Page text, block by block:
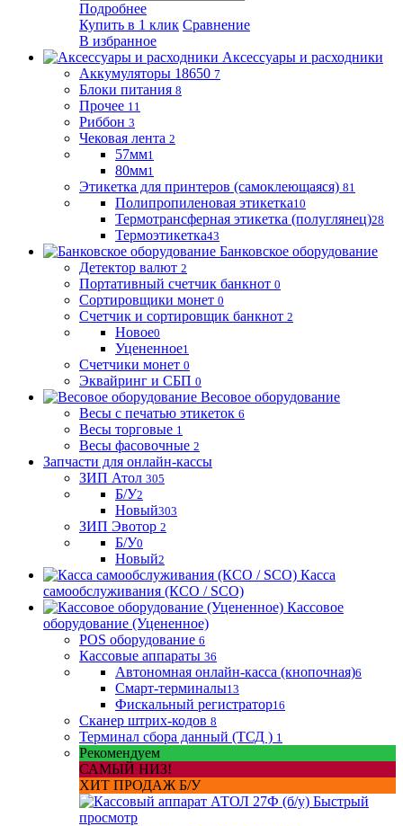
Подробнее
Купить в 1 клик Сравнение
В избранное
Аксессуары и расходники
Аккумуляторы 18650 7
Блоки питания 8
Прочее 11
Риббон 3
Чековая лента 2
57мм1
80мм1
Этикетка для принтеров (самоклеющаяся) 81
Полипропиленовая этикетка10
Термотрансферная этикетка (полуглянец)28
Термоэтикетка43
Банковское оборудование
Детектор валют 2
Портативный счетчик банкнот 0
Сортировщики монет 0
Счетчик и сортировщик банкнот 2
Новое0
Уцененное1
Счетчики монет 0
Эквайринг и СБП 0
Весовое оборудование
Весы с печатью этикеток 6
Весы торговые 1
Весы фасовочные 2
Запчасти для онлайн-кассы
ЗИП Атол 305
Б/У2
Новый303
ЗИП Эвотор 2
Б/У0
Новый2
Касса
самообслуживания (КСО / SCO)
Кассовое
оборудование (Уцененное)
POS оборудование 6
Кассовые аппараты 36
Автономная онлайн-касса (кнопочная)6
Смарт-терминалы13
Фискальный регистратор16
Сканер штрих-кодов 8
Терминал сбора данный (ТСД ) 1
Рекомендуем
САМЫЙ НИЗ!
ХИТ ПРОДАЖ Б/У
Быстрый
просмотр